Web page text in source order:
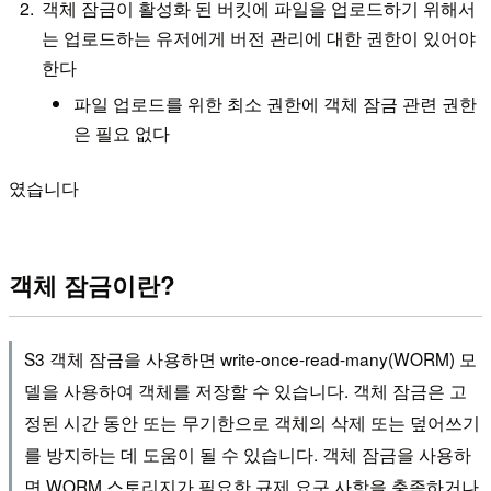
객체 잠금이 활성화 된 버킷에 파일을 업로드하기 위해서
는 업로드하는 유저에게 버전 관리에 대한 권한이 있어야
한다
파일 업로드를 위한 최소 권한에 객체 잠금 관련 권한
은 필요 없다
였습니다
객체 잠금이란?
S3 객체 잠금을 사용하면 write-once-read-many(WORM) 모
델을 사용하여 객체를 저장할 수 있습니다. 객체 잠금은 고
정된 시간 동안 또는 무기한으로 객체의 삭제 또는 덮어쓰기
를 방지하는 데 도움이 될 수 있습니다. 객체 잠금을 사용하
면 WORM 스토리지가 필요한 규제 요구 사항을 충족하거나